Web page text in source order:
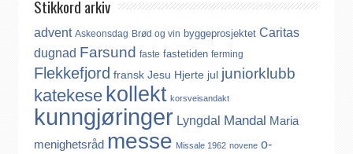
Stikkord arkiv
advent Askeonsdag Brød og vin byggeprosjektet Caritas
dugnad Farsund faste fastetiden ferming
Flekkefjord fransk Jesu Hjerte jul juniorklubb
katekese kollekt korsveisandakt
kunngjøringer Lyngdal Mandal Maria
menighetsråd messe Missale 1962 novene o-